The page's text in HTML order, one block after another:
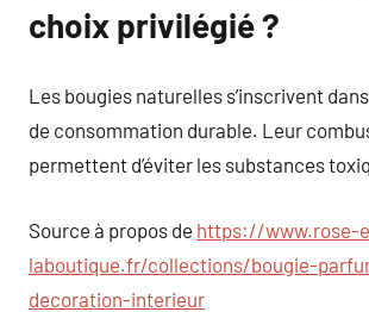
choix privilégié ?
Les bougies naturelles s’inscrivent
de consommation durable. Leur
permettent d’éviter les substances
Source à propos de https://www.rose-
laboutique.fr/collections/bougie-
decoration-interieur